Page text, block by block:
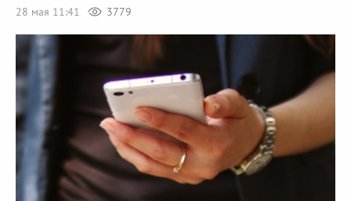
28 мая 11:41
3779